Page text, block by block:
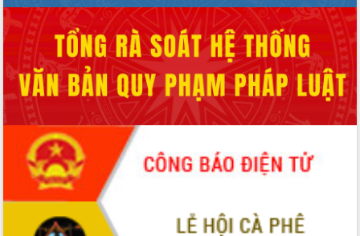
cải cách hành chính tỉnh Đắk Lắk
Kết nối tour, đẩy mạnh chuyển đổi số
để phát triển du lịch Đắk Lắk
Khởi động Dự án Đầu tư xây dựng hạ
tầng kỹ thuật Cụm công nghiệp Tân
Tiến
Gặp mặt các cơ quan báo chí nhân Kỷ
niệm 101 năm Ngày Báo chí Cách
mạng Việt Nam
Đắk Lắk sơ kết 4 năm triển khai thực
hiện Đề án 06 của Chính phủ
Họp báo thông tin về Hội nghị Công bố
Quy hoạch và Xúc tiến đầu tư tỉnh Đắk